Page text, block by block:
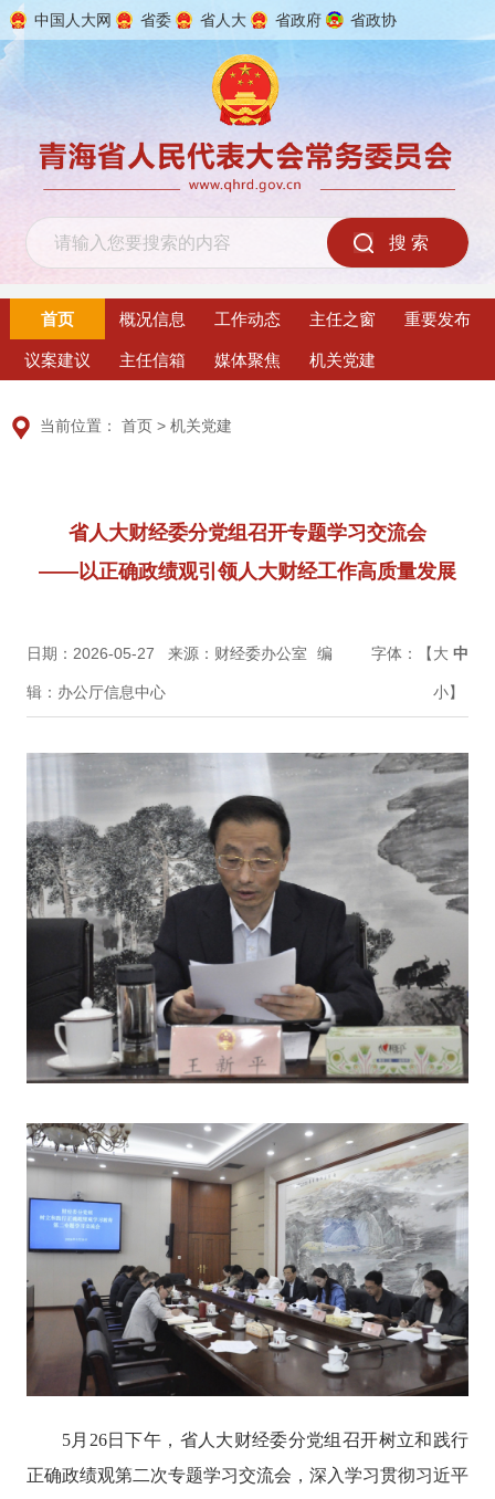
中国人大网 省委 省人大 省政府 省政协
首页 概况信息 工作动态 主任之窗 重要发布
议案建议 主任信箱 媒体聚焦 机关党建
当前位置：首页 >机关党建
省人大财经委分党组召开专题学习交流会
——以正确政绩观引领人大财经工作高质量发展
日期：2026-05-27 来源：财经委办公室 编
辑：办公厅信息中心
字体：【大 中
小】
5月26日下午，省人大财经委分党组召开树立和践行
正确政绩观第二次专题学习交流会，深入学习贯彻习近平